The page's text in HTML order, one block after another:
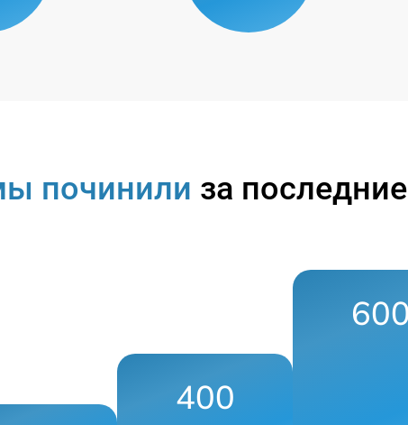
починили за
400
600